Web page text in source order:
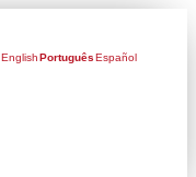
EnglishPortuguêsEspañol